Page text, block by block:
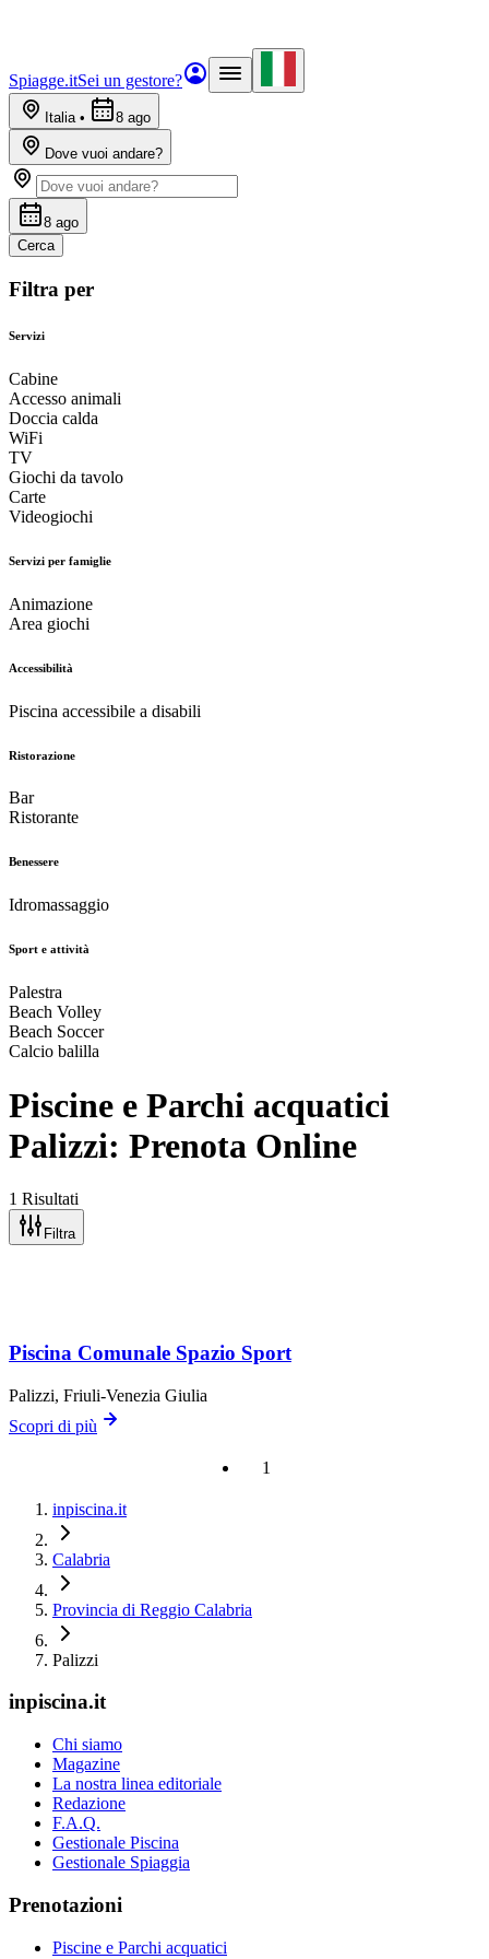
Spiagge.itSei un gestore?
Italia• 8 ago
Dove vuoi andare?
8 ago
Cerca
Filtra per
Servizi
Cabine
Accesso animali
Doccia calda
WiFi
TV
Giochi da tavolo
Carte
Videogiochi
Servizi per famiglie
Animazione
Area giochi
Accessibilità
Piscina accessibile a disabili
Ristorazione
Bar
Ristorante
Benessere
Idromassaggio
Sport e attività
Palestra
Beach Volley
Beach Soccer
Calcio balilla
Piscine e Parchi acquatici
Palizzi: Prenota Online
1 Risultati
Filtra
Piscina Comunale Spazio Sport
Palizzi, Friuli-Venezia Giulia
Scopri di più
1
inpiscina.it
Calabria
Provincia di Reggio Calabria
Palizzi
inpiscina.it
Chi siamo
Magazine
La nostra linea editoriale
Redazione
F.A.Q.
Gestionale Piscina
Gestionale Spiaggia
Prenotazioni
Piscine e Parchi acquatici